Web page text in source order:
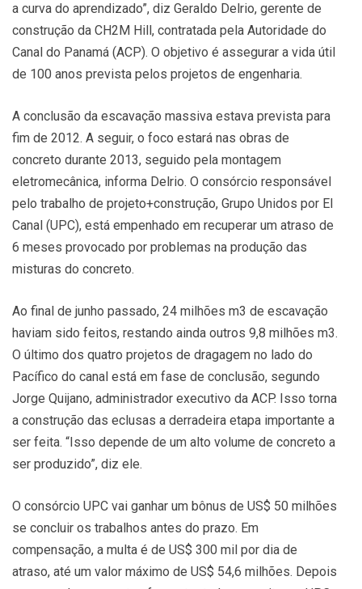
a curva do aprendizado”, diz Geraldo Delrio, gerente de
construção da CH2M Hill, contratada pela Autoridade do
Canal do Panamá (ACP). O objetivo é assegurar a vida útil
de 100 anos prevista pelos projetos de engenharia.
A conclusão da escavação massiva estava prevista para
fim de 2012. A seguir, o foco estará nas obras de
concreto durante 2013, seguido pela montagem
eletromecânica, informa Delrio. O consórcio responsável
pelo trabalho de projeto+construção, Grupo Unidos por El
Canal (UPC), está empenhado em recuperar um atraso de
6 meses provocado por problemas na produção das
misturas do concreto.
Ao final de junho passado, 24 milhões m3 de escavação
haviam sido feitos, restando ainda outros 9,8 milhões m3.
O último dos quatro projetos de dragagem no lado do
Pacífico do canal está em fase de conclusão, segundo
Jorge Quijano, administrador executivo da ACP. Isso torna
a construção das eclusas a derradeira etapa importante a
ser feita. “Isso depende de um alto volume de concreto a
ser produzido”, diz ele.
O consórcio UPC vai ganhar um bônus de US$ 50 milhões
se concluir os trabalhos antes do prazo. Em
compensação, a multa é de US$ 300 mil por dia de
atraso, até um valor máximo de US$ 54,6 milhões. Depois